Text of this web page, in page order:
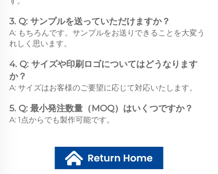
3. Q: サンプルを送っていただけますか？
A: もちろんです。サンプルをお送りできることを大変う
れしく思います。
4. Q: サイズや印刷ロゴについてはどうなります
か？
A: サイズはお客様のご要望に応じて対応いたします。
5. Q: 最小発注数量（MOQ）はいくつですか？
A: 1点からでも製作可能です。